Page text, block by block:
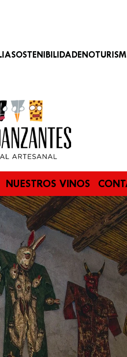
SOSTENIBILIDAD
NUESTROS VINOS